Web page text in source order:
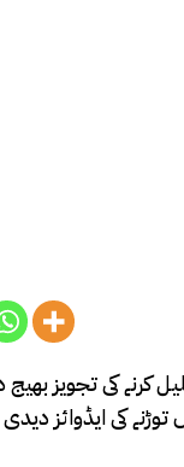
کرنے کی تجویز
کی ایڈوائز دیدی